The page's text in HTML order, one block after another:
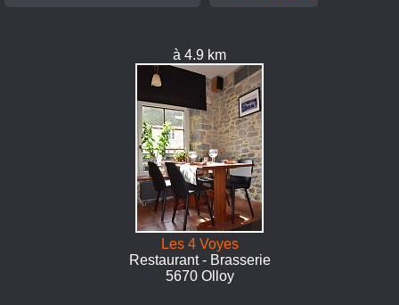
à 4.9 km
Les 4 Voyes
Restaurant - Brasserie
5670 Olloy